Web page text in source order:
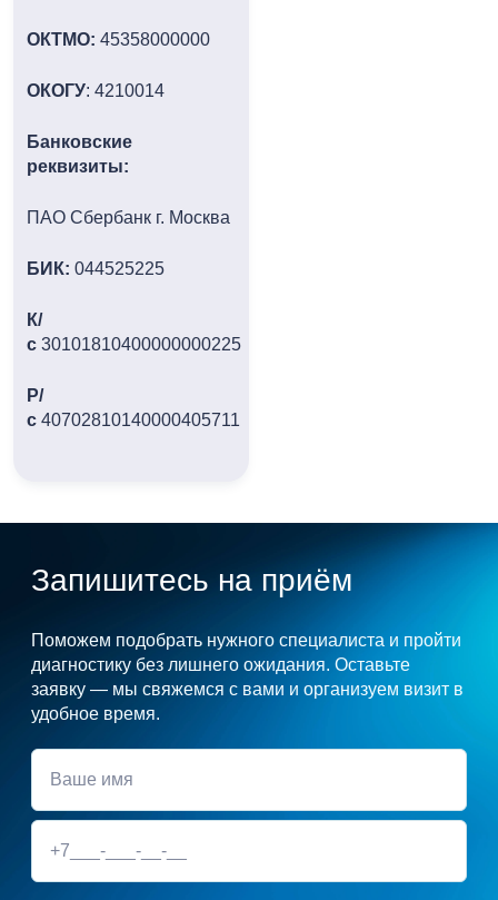
ОКТМО: 45358000000
ОКОГУ: 4210014
Банковские
реквизиты:
ПАО Сбербанк г. Москва
БИК: 044525225
К/
с 30101810400000000225
Р/
с 40702810140000405711
Запишитесь на приём
Поможем подобрать нужного специалиста и пройти
диагностику без лишнего ожидания. Оставьте
заявку — мы свяжемся с вами и организуем визит в
удобное время.